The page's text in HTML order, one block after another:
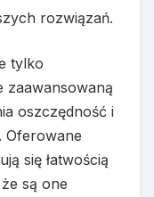
rozwiązań.
tylko
zaawansowaną
oszczędność i
Oferowane
się łatwością
są one